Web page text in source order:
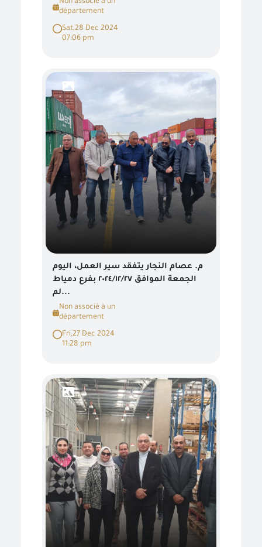
département
Sat,28 Dec 2024
07:06 pm
م. عصام النجار يتفقد سير العمل، اليوم
الجمعة الموافق ٢٠٢٤/١٢/٢٧ بفرع دمياط
لم...
Non associé à un
département
Fri,27 Dec 2024
11:28 pm